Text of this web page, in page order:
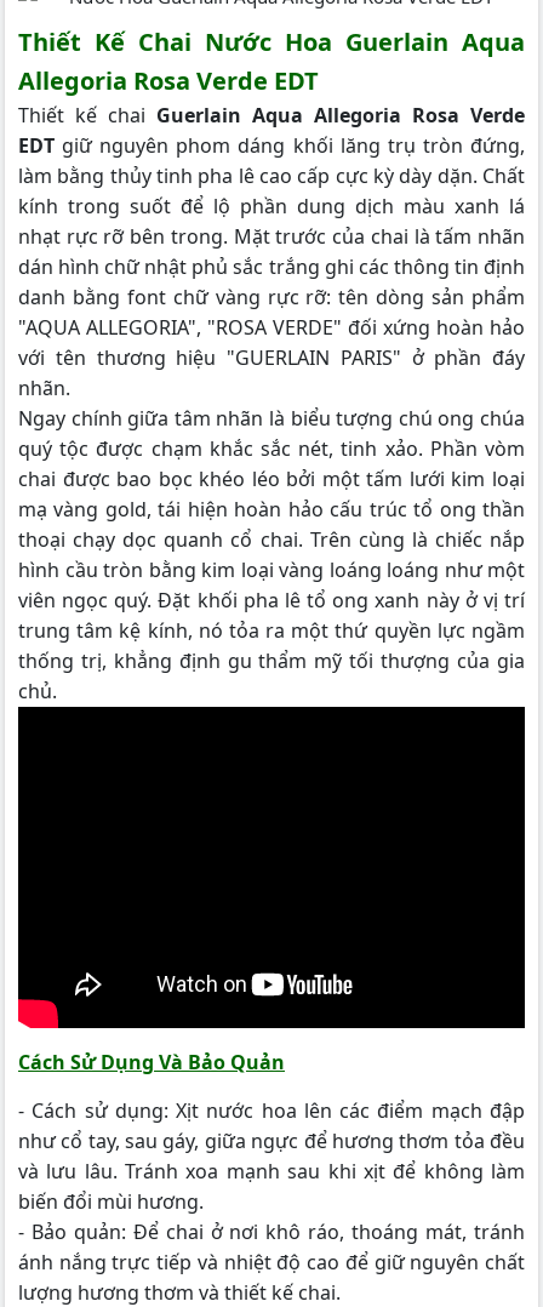
Thiết Kế Chai Nước Hoa Guerlain Aqua
Allegoria Rosa Verde EDT
Thiết kế chai Guerlain Aqua Allegoria Rosa Verde
EDT giữ nguyên phom dáng khối lăng trụ tròn đứng,
làm bằng thủy tinh pha lê cao cấp cực kỳ dày dặn. Chất
kính trong suốt để lộ phần dung dịch màu xanh lá
nhạt rực rỡ bên trong. Mặt trước của chai là tấm nhãn
dán hình chữ nhật phủ sắc trắng ghi các thông tin định
danh bằng font chữ vàng rực rỡ: tên dòng sản phẩm
"AQUA ALLEGORIA", "ROSA VERDE" đối xứng hoàn hảo
với tên thương hiệu "GUERLAIN PARIS" ở phần đáy
nhãn.
Ngay chính giữa tâm nhãn là biểu tượng chú ong chúa
quý tộc được chạm khắc sắc nét, tinh xảo. Phần vòm
chai được bao bọc khéo léo bởi một tấm lưới kim loại
mạ vàng gold, tái hiện hoàn hảo cấu trúc tổ ong thần
thoại chạy dọc quanh cổ chai. Trên cùng là chiếc nắp
hình cầu tròn bằng kim loại vàng loáng loáng như một
viên ngọc quý. Đặt khối pha lê tổ ong xanh này ở vị trí
trung tâm kệ kính, nó tỏa ra một thứ quyền lực ngầm
thống trị, khẳng định gu thẩm mỹ tối thượng của gia
chủ.
Cách Sử Dụng Và Bảo Quản
- Cách sử dụng: Xịt nước hoa lên các điểm mạch đập
như cổ tay, sau gáy, giữa ngực để hương thơm tỏa đều
và lưu lâu. Tránh xoa mạnh sau khi xịt để không làm
biến đổi mùi hương.
- Bảo quản: Để chai ở nơi khô ráo, thoáng mát, tránh
ánh nắng trực tiếp và nhiệt độ cao để giữ nguyên chất
lượng hương thơm và thiết kế chai.